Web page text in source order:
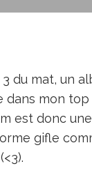
du mat, un
mon
est donc
gifle